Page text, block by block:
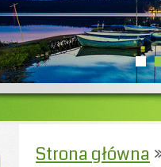
Strona główna